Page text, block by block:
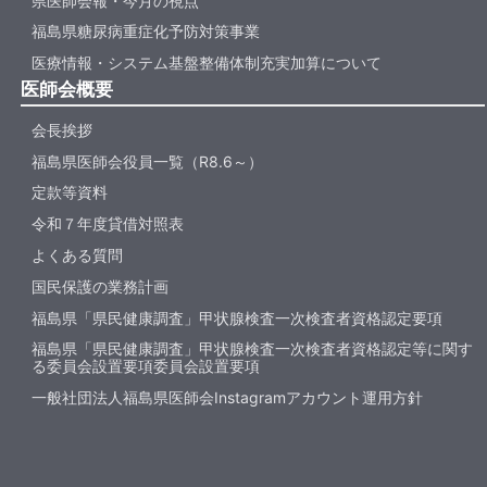
福島県糖尿病重症化予防対策事業
医療情報・システム基盤整備体制充実加算について
医師会概要
会長挨拶
福島県医師会役員一覧（R8.6～）
定款等資料
令和７年度貸借対照表
よくある質問
国民保護の業務計画
福島県「県民健康調査」甲状腺検査一次検査者資格認定要項
福島県「県民健康調査」甲状腺検査一次検査者資格認定等に関す
る委員会設置要項委員会設置要項
一般社団法人福島県医師会Instagramアカウント運用方針